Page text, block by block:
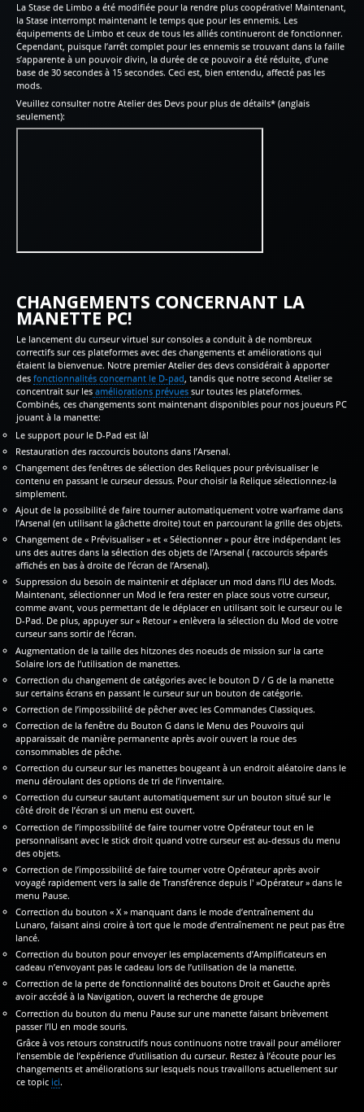
La Stase de Limbo a été modifiée pour la rendre plus coopérative! Maintenant,
la Stase interrompt maintenant le temps que pour les ennemis. Les
équipements de Limbo et ceux de tous les alliés continueront de fonctionner.
Cependant, puisque l’arrêt complet pour les ennemis se trouvant dans la faille
s’apparente à un pouvoir divin, la durée de ce pouvoir a été réduite, d’une
base de 30 secondes à 15 secondes. Ceci est, bien entendu, affecté pas les
mods.
Veuillez consulter notre Atelier des Devs pour plus de détails* (anglais
seulement):
CHANGEMENTS CONCERNANT LA
MANETTE PC!
Le lancement du curseur virtuel sur consoles a conduit à de nombreux
correctifs sur ces plateformes avec des changements et améliorations qui
étaient la bienvenue. Notre premier Atelier des devs considérait à apporter
des fonctionnalités concernant le D-pad, tandis que notre second Atelier se
concentrait sur les améliorations prévues sur toutes les plateformes.
Combinés, ces changements sont maintenant disponibles pour nos joueurs PC
jouant à la manette:
Le support pour le D-Pad est là!
Restauration des raccourcis boutons dans l’Arsenal.
Changement des fenêtres de sélection des Reliques pour prévisualiser le
contenu en passant le curseur dessus. Pour choisir la Relique sélectionnez-la
simplement.
Ajout de la possibilité de faire tourner automatiquement votre warframe dans
l’Arsenal (en utilisant la gâchette droite) tout en parcourant la grille des objets.
Changement de « Prévisualiser » et « Sélectionner » pour être indépendant les
uns des autres dans la sélection des objets de l’Arsenal ( raccourcis séparés
affichés en bas à droite de l’écran de l’Arsenal).
Suppression du besoin de maintenir et déplacer un mod dans l’IU des Mods.
Maintenant, sélectionner un Mod le fera rester en place sous votre curseur,
comme avant, vous permettant de le déplacer en utilisant soit le curseur ou le
D-Pad. De plus, appuyer sur « Retour » enlèvera la sélection du Mod de votre
curseur sans sortir de l’écran.
Augmentation de la taille des hitzones des noeuds de mission sur la carte
Solaire lors de l’utilisation de manettes.
Correction du changement de catégories avec le bouton D / G de la manette
sur certains écrans en passant le curseur sur un bouton de catégorie.
Correction de l’impossibilité de pêcher avec les Commandes Classiques.
Correction de la fenêtre du Bouton G dans le Menu des Pouvoirs qui
apparaissait de manière permanente après avoir ouvert la roue des
consommables de pêche.
Correction du curseur sur les manettes bougeant à un endroit aléatoire dans le
menu déroulant des options de tri de l’inventaire.
Correction du curseur sautant automatiquement sur un bouton situé sur le
côté droit de l’écran si un menu est ouvert.
Correction de l’impossibilité de faire tourner votre Opérateur tout en le
personnalisant avec le stick droit quand votre curseur est au-dessus du menu
des objets.
Correction de l’impossibilité de faire tourner votre Opérateur après avoir
voyagé rapidement vers la salle de Transférence depuis l' »Opérateur » dans le
menu Pause.
Correction du bouton « X » manquant dans le mode d’entraînement du
Lunaro, faisant ainsi croire à tort que le mode d’entraînement ne peut pas être
lancé.
Correction du bouton pour envoyer les emplacements d’Amplificateurs en
cadeau n’envoyant pas le cadeau lors de l’utilisation de la manette.
Correction de la perte de fonctionnalité des boutons Droit et Gauche après
avoir accédé à la Navigation, ouvert la recherche de groupe
Correction du bouton du menu Pause sur une manette faisant brièvement
passer l’IU en mode souris.
Grâce à vos retours constructifs nous continuons notre travail pour améliorer
l’ensemble de l’expérience d’utilisation du curseur. Restez à l’écoute pour les
changements et améliorations sur lesquels nous travaillons actuellement sur
ce topic ici.